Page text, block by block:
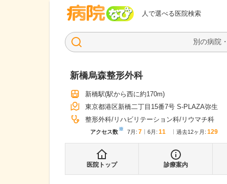
人で選べる医院検索
病院なび
新橋烏森整形外科
新橋駅(駅から西に約170m)
東京都港区新橋二丁目15番7号 S-PLAZA弥生
整形外科 リハビリテーション科 リウマチ科
アクセス数※ 7月 : 7 6月 : 11 過去12ヶ月: 129
医院トップ 診療案内